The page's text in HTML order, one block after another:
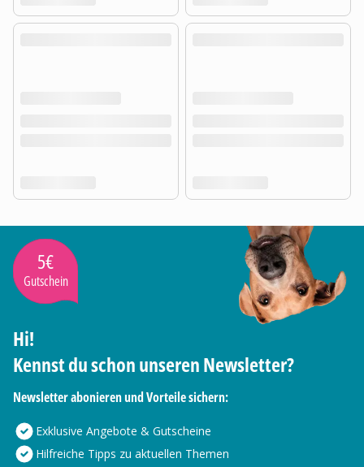
5€
Gutschein
Hi!
Kennst du schon unseren Newsletter?
Newsletter abonieren und Vorteile sichern:
Exklusive Angebote & Gutscheine
Hilfreiche Tipps zu aktuellen Themen